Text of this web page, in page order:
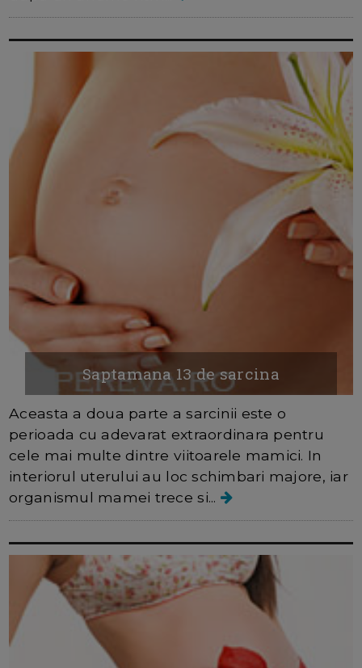
Saptamana 13 de sarcina
Aceasta a doua parte a sarcinii este o
perioada cu adevarat extraordinara pentru
cele mai multe dintre viitoarele mamici. In
interiorul uterului au loc schimbari majore, iar
organismul mamei trece si...